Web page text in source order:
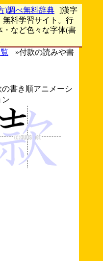
)調べ無料辞典 ]漢字
無料学習サイト。行
など色々な字体(書
»付款の読みや書
の書き順アニメーシ
ン